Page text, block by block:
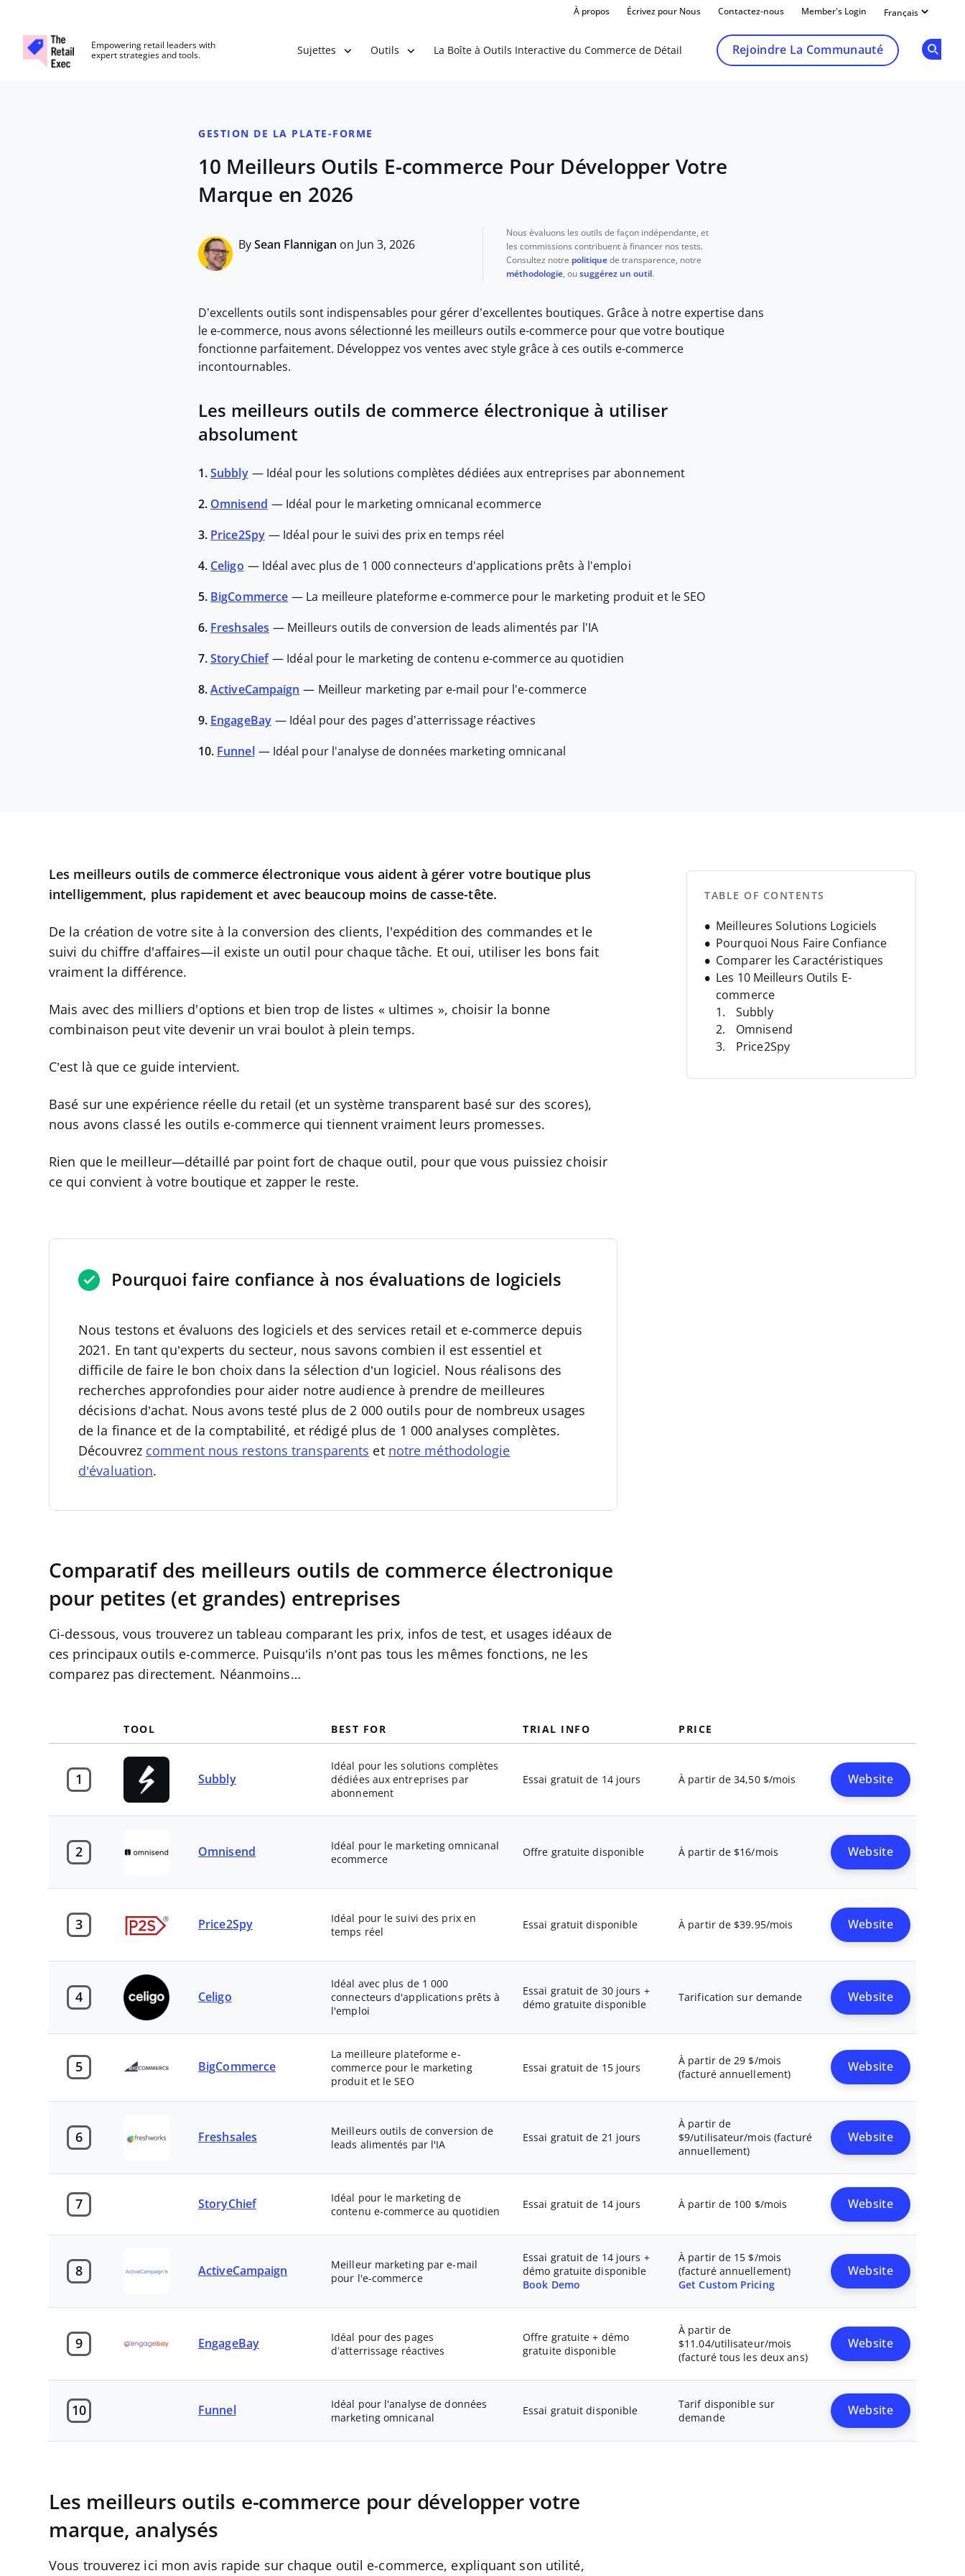
À propos Écrivez pour Nous Contactez-nous Member's Login
Empowering retail leaders with
expert strategies and tools.
Sujettes Outils La Boîte à Outils Interactive du Commerce de Détail Rejoindre La Communauté
GESTION DE LA PLATE-FORME
10 Meilleurs Outils E-commerce Pour Développer Votre
Marque en 2026
By Sean Flannigan on Jun 3, 2026
Nous évaluons les outils de façon indépendante, et
les commissions contribuent à financer nos tests.
Consultez notre politiquede transparence, notre
méthodologie, ou suggérez un outil .
D’excellents outils sont indispensables pour gérer d’excellentes boutiques. Grâce à notre expertise dans
le e-commerce, nous avons sélectionné les meilleurs outils e-commerce pour que votre boutique
fonctionne parfaitement. Développez vos ventes avec style grâce à ces outils e-commerce
incontournables.
Les meilleurs outils de commerce électronique à utiliser
absolument
1. Subbly — Idéal pour les solutions complètes dédiées aux entreprises par abonnement
2. Omnisend — Idéal pour le marketing omnicanal ecommerce
3. Price2Spy — Idéal pour le suivi des prix en temps réel
4. Celigo — Idéal avec plus de 1 000 connecteurs d'applications prêts à l'emploi
5. BigCommerce — La meilleure plateforme e-commerce pour le marketing produit et le SEO
6. Freshsales — Meilleurs outils de conversion de leads alimentés par l'IA
7. StoryChief — Idéal pour le marketing de contenu e-commerce au quotidien
8. ActiveCampaign — Meilleur marketing par e-mail pour l'e-commerce
9. EngageBay — Idéal pour des pages d’atterrissage réactives
10. Funnel — Idéal pour l'analyse de données marketing omnicanal
Les meilleurs outils de commerce électronique vous aident à gérer votre boutique plus
intelligemment, plus rapidement et avec beaucoup moins de casse-tête.
De la création de votre site à la conversion des clients, l'expédition des commandes et le
suivi du chiffre d'affaires—il existe un outil pour chaque tâche. Et oui, utiliser les bons fait
vraiment la différence.
Mais avec des milliers d'options et bien trop de listes « ultimes », choisir la bonne
combinaison peut vite devenir un vrai boulot à plein temps.
C’est là que ce guide intervient.
Basé sur une expérience réelle du retail (et un système transparent basé sur des scores),
nous avons classé les outils e-commerce qui tiennent vraiment leurs promesses.
Rien que le meilleur—détaillé par point fort de chaque outil, pour que vous puissiez choisir
ce qui convient à votre boutique et zapper le reste.
Pourquoi faire confiance à nos évaluations de logiciels
Nous testons et évaluons des logiciels et des services retail et e-commerce depuis
2021. En tant qu’experts du secteur, nous savons combien il est essentiel et
difficile de faire le bon choix dans la sélection d’un logiciel. Nous réalisons des
recherches approfondies pour aider notre audience à prendre de meilleures
décisions d’achat. Nous avons testé plus de 2 000 outils pour de nombreux usages
de la finance et de la comptabilité, et rédigé plus de 1 000 analyses complètes.
Découvrez comment nous restons transparents et notre méthodologie
d’évaluation.
Comparatif des meilleurs outils de commerce électronique
pour petites (et grandes) entreprises
Ci-dessous, vous trouverez un tableau comparant les prix, infos de test, et usages idéaux de
ces principaux outils e-commerce. Puisqu’ils n’ont pas tous les mêmes fonctions, ne les
comparez pas directement. Néanmoins…
TOOL BEST FOR TRIAL INFO PRICE
1 Subbly
Idéal pour les solutions complètes
dédiées aux entreprises par
abonnement
Essai gratuit de 14 jours À partir de 34,50 $/mois Website
2 Omnisend
Idéal pour le marketing omnicanal
ecommerce
Offre gratuite disponible À partir de $16/mois Website
3 Price2Spy
Idéal pour le suivi des prix en
temps réel
Essai gratuit disponible À partir de $39.95/mois Website
4 Celigo
Idéal avec plus de 1 000
connecteurs d'applications prêts à
l'emploi
Essai gratuit de 30 jours +
démo gratuite disponible
Tarification sur demande Website
5 BigCommerce
La meilleure plateforme e-
commerce pour le marketing
produit et le SEO
Essai gratuit de 15 jours
À partir de 29 $/mois
(facturé annuellement)
Website
6 Freshsales
Meilleurs outils de conversion de
leads alimentés par l'IA
Essai gratuit de 21 jours
À partir de
$9/utilisateur/mois (facturé
annuellement)
Website
7 StoryChief
Idéal pour le marketing de
contenu e-commerce au quotidien
Essai gratuit de 14 jours À partir de 100 $/mois Website
8 ActiveCampaign
Meilleur marketing par e-mail
pour l'e-commerce
Essai gratuit de 14 jours +
démo gratuite disponible
Book Demo
À partir de 15 $/mois
(facturé annuellement)
Get Custom Pricing
Website
9 EngageBay
Idéal pour des pages
d’atterrissage réactives
Offre gratuite + démo
gratuite disponible
À partir de
$11.04/utilisateur/mois
(facturé tous les deux ans)
Website
10 Funnel
Idéal pour l'analyse de données
marketing omnicanal
Essai gratuit disponible
Tarif disponible sur
demande
Website
Les meilleurs outils e-commerce pour développer votre
marque, analysés
Vous trouverez ici mon avis rapide sur chaque outil e-commerce, expliquant son utilité,
TABLE OF CONTENTS
Meilleures Solutions Logiciels
Pourquoi Nous Faire Confiance
Comparer les Caractéristiques
Les 10 Meilleurs Outils E-
commerce
Subbly
Omnisend
Price2Spy
BigCommerce